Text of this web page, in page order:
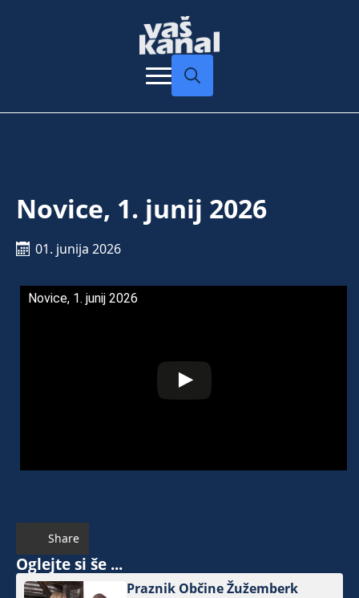
Novice, 1. junij 2026
01. junija 2026
Novice, 1. junij 2026
Share
Oglejte si še ...
Praznik Občine Žužemberk